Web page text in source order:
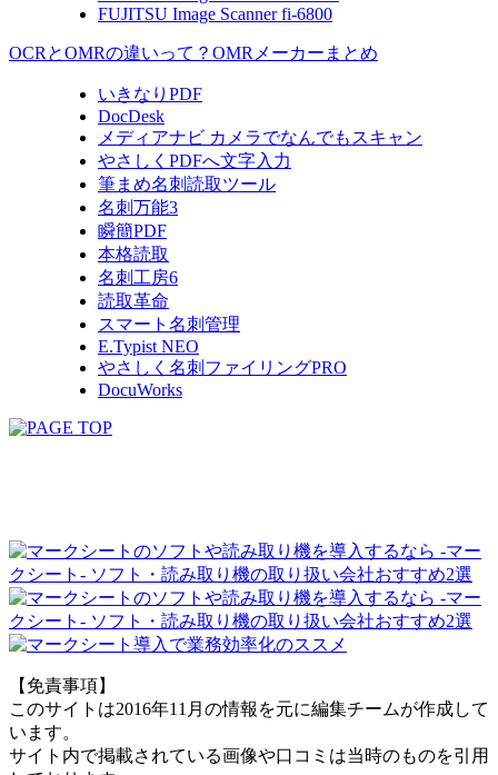
FUJITSU Image Scanner fi-6800
OCRとOMRの違いって？OMRメーカーまとめ
いきなりPDF
DocDesk
メディアナビ カメラでなんでもスキャン
やさしくPDFへ文字入力
筆まめ名刺読取ツール
名刺万能3
瞬簡PDF
本格読取
名刺工房6
読取革命
スマート名刺管理
E.Typist NEO
やさしく名刺ファイリングPRO
DocuWorks
【免責事項】
このサイトは2016年11月の情報を元に編集チームが作成して
います。
サイト内で掲載されている画像や口コミは当時のものを引用